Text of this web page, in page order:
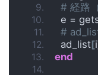
# 経路
e =
#
  ad_list
[i
end